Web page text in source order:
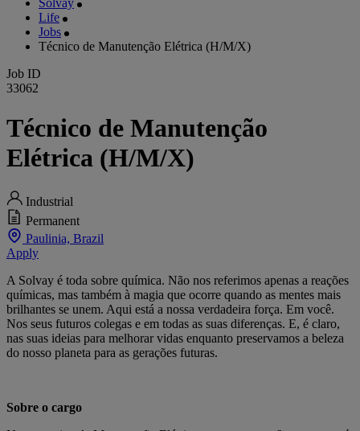
Solvay
Life
Jobs
Técnico de Manutenção Elétrica (H/M/X)
Job ID
33062
Técnico de Manutenção
Elétrica (H/M/X)
Industrial
Permanent
Paulinia, Brazil
Apply
A Solvay é toda sobre química. Não nos referimos apenas a reações
químicas, mas também à magia que ocorre quando as mentes mais
brilhantes se unem. Aqui está a nossa verdadeira força. Em você.
Nos seus futuros colegas e em todas as suas diferenças. E, é claro,
nas suas ideias para melhorar vidas enquanto preservamos a beleza
do nosso planeta para as gerações futuras.
Sobre o cargo